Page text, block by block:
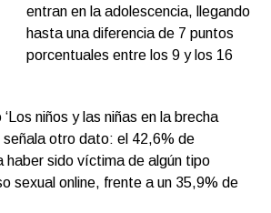
entran en la adolescencia, llegando
hasta una diferencia de 7 puntos
porcentuales entre los 9 y los 16
niños y las niñas en la brecha
señala otro dato: el 42,6% de
haber sido víctima de algún tipo
sexual online, frente a un 35,9% de